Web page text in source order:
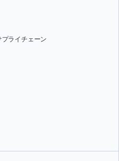
ライチェーン